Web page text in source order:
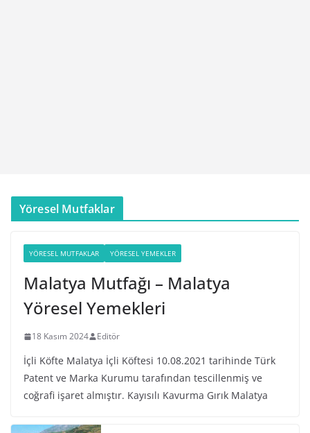
Yöresel Mutfaklar
YÖRESEL MUTFAKLAR YÖRESEL YEMEKLER
Malatya Mutfağı – Malatya
Yöresel Yemekleri
18 Kasım 2024 Editör
İçli Köfte Malatya İçli Köftesi 10.08.2021 tarihinde Türk
Patent ve Marka Kurumu tarafından tescillenmiş ve
coğrafi işaret almıştır. Kayısılı Kavurma Gırık Malatya